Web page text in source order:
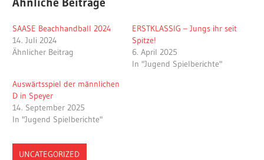
SAASE Beachhandball 2024
14. Juli 2024
Ähnlicher Beitrag
ERSTKLASSIG – Jungs ihr seit
Spitze!
6. April 2025
In "Jugend Spielberichte"
Auswärtsspiel der männlichen
D in Speyer
14. September 2025
In "Jugend Spielberichte"
UNCATEGORIZED